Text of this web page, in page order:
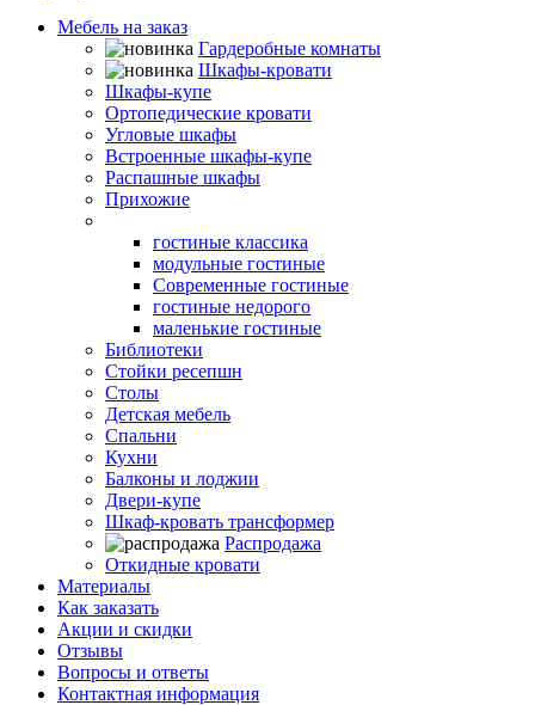
Мебель на заказ
Гардеробные комнаты
Шкафы-кровати
Шкафы-купе
Ортопедические кровати
Угловые шкафы
Встроенные шкафы-купе
Распашные шкафы
Прихожие
гостиные классика
модульные гостиные
Современные гостиные
гостиные недорого
маленькие гостиные
Библиотеки
Стойки ресепшн
Столы
Детская мебель
Спальни
Кухни
Балконы и лоджии
Двери-купе
Шкаф-кровать трансформер
Распродажа
Откидные кровати
Материалы
Как заказать
Акции и скидки
Отзывы
Вопросы и ответы
Контактная информация